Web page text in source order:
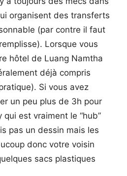
organisent des transferts
(par contre il faut
Lorsque vous
hôtel de Luang Namtha
déjà compris
Si vous avez
un peu plus de 3h pour
est vraiment le “hub”
pas un dessin mais les
donc votre voisin
sacs plastiques